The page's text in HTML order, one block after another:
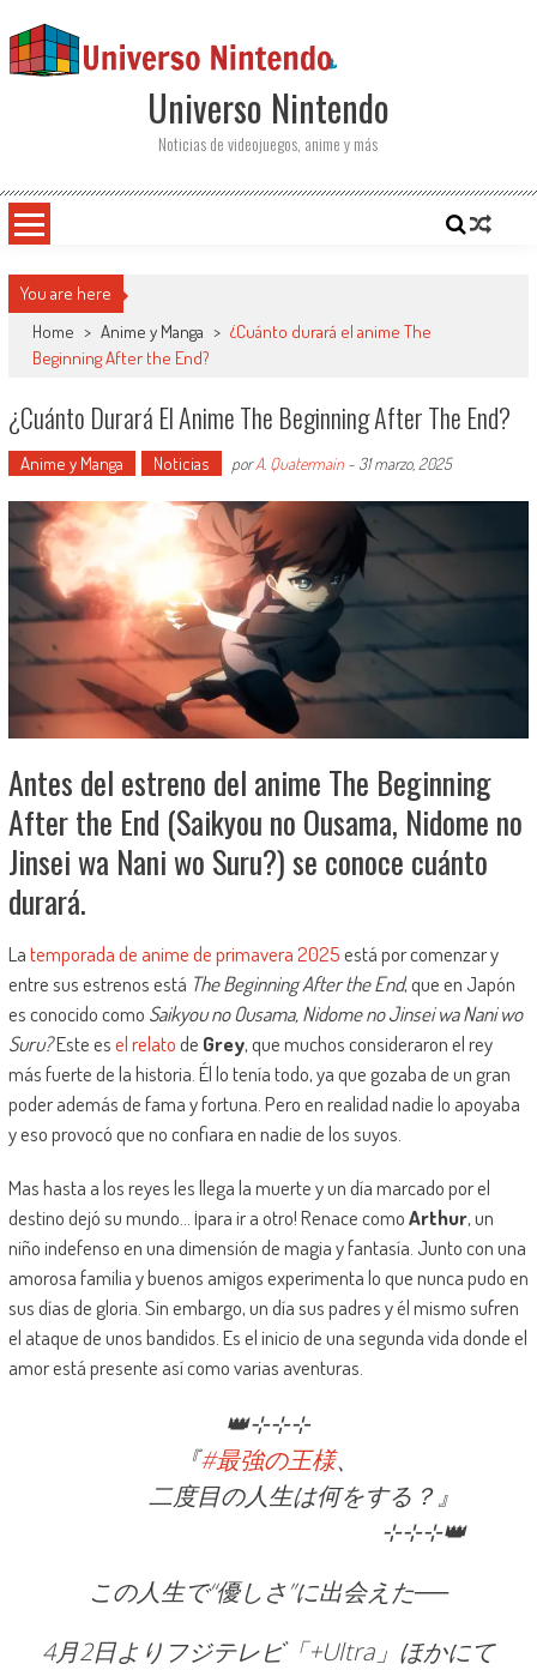
Universo Nintendo
Noticias de videojuegos, anime y más
You are here
Home > Anime y Manga > ¿Cuánto durará el anime The
Beginning After the End?
¿Cuánto Durará El Anime The Beginning After The End?
Anime y Manga Noticias porA. Quatermain- 31 marzo, 2025
Antes del estreno del anime The Beginning
After the End (Saikyou no Ousama, Nidome no
Jinsei wa Nani wo Suru?) se conoce cuánto
durará.
Latemporada de anime de primavera 2025está por comenzar y
entre sus estrenos está The Beginning After the End, que en Japón
es conocido como Saikyou no Ousama, Nidome no Jinsei wa Nani wo
Suru?Este esel relatode Grey, que muchos consideraron el rey
más fuerte de la historia. Él lo tenía todo, ya que gozaba de un gran
poder además de fama y fortuna. Pero en realidad nadie lo apoyaba
y eso provocó que no confiara en nadie de los suyos.
Mas hasta a los reyes les llega la muerte y un día marcado por el
destino dejó su mundo… ¡para ir a otro! Renace comoArthur, un
niño indefenso en una dimensión de magia y fantasía. Junto con una
amorosa familia y buenos amigos experimenta lo que nunca pudo en
sus días de gloria. Sin embargo, un día sus padres y él mismo sufren
el ataque de unos bandidos. Es el inicio de una segunda vida donde el
amor está presente así como varias aventuras.
👑⊹⊹⊹
『#最強の王様、
二度目の人生は何をする？』
⊹⊹⊹👑
この人生で“優しさ”に出会えた──
4月2日よりフジテレビ「+Ultra」ほかにて